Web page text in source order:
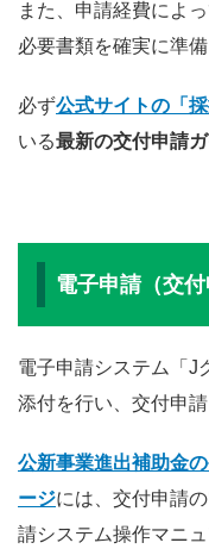
また、申請経費によ
必要書類を確実に準備
必ず公式サイトの「
いる最新の交付申請
電子申請（交付
電子申請システム「J
添付を行い、交付申請
公新事業進出補助金
ージには、交付申請
請システム操作マニ